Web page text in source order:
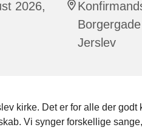
2026,
Jerslev
kirke. Det er for alle der godt
Vi synger forskellige